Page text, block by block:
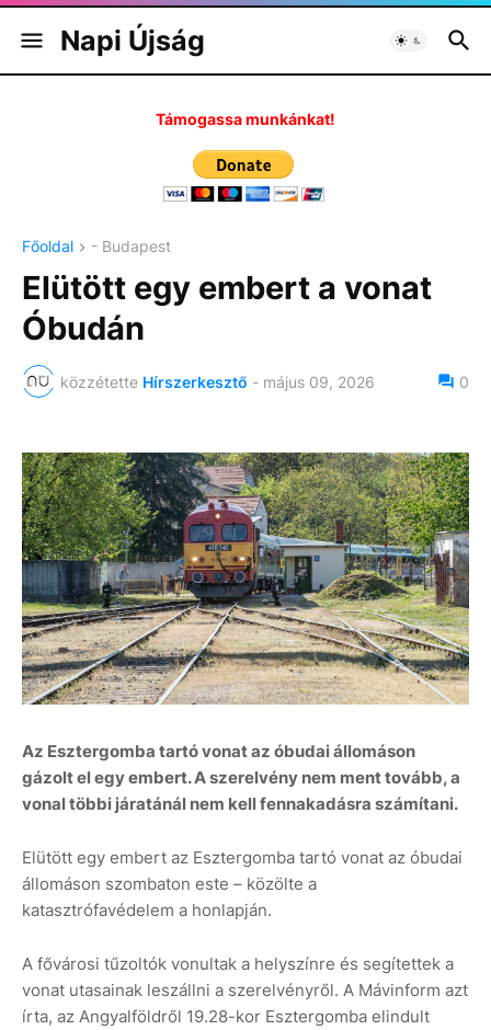
Napi Újság
Támogassa munkánkat!
Főoldal - Budapest
Elütött egy embert a vonat
Óbudán
közzétette Hírszerkesztő - május 09, 2026 0
Az Esztergomba tartó vonat az óbudai állomáson
gázolt el egy embert. A szerelvény nem ment tovább, a
vonal többi járatánál nem kell fennakadásra számítani.
Elütött egy embert az Esztergomba tartó vonat az óbudai
állomáson szombaton este – közölte a
katasztrófavédelem a honlapján.
A fővárosi tűzoltók vonultak a helyszínre és segítettek a
vonat utasainak leszállni a szerelvényről. A Mávinform azt
írta, az Angyalföldről 19.28-kor Esztergomba elindult